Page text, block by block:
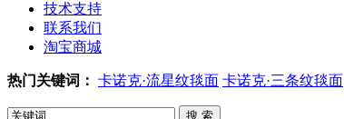
技术支持
联系我们
淘宝商城
热门关键词： 卡诺克·流星纹毯面 卡诺克·三条纹毯面